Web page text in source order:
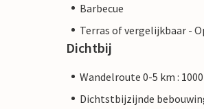
Barbecue
Terras of vergelijkbaar -
Dichtbij
Wandelroute 0-5 km :
Dichtstbijzijnde